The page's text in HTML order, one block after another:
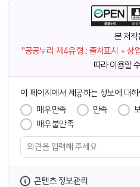
본 저작
"공공누리 제4유형 : 출처표시 + 상
따라 이용할
이 페이지에서 제공하는 정보에 대
매우만족 만족
매우불만족
콘텐츠 정보관리